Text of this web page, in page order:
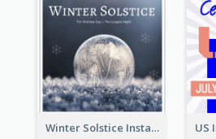
Winter Solstice Instagram Post